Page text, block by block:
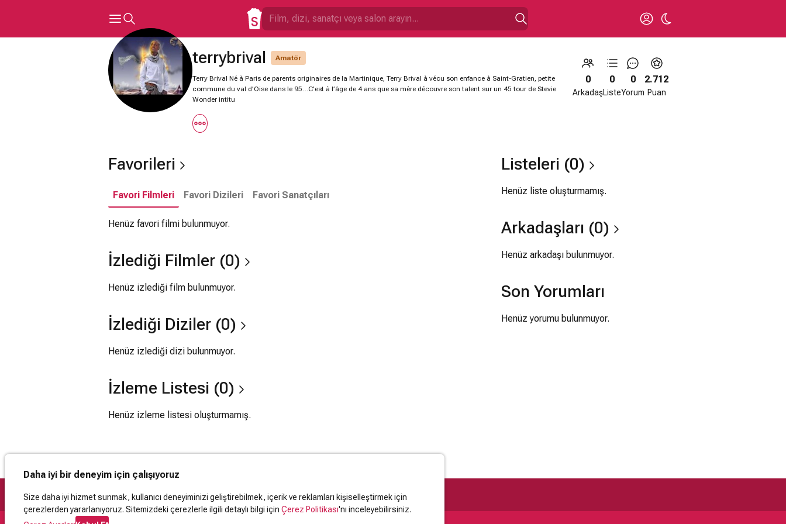
terrybrival Amatör
Terry Brival Né à Paris de parents originaires de la Martinique, Terry Brival à vécu son enfance à Saint-Gratien, petite
commune du val d’Oise dans le 95…C’est à l’âge de 4 ans que sa mère découvre son talent sur un 45 tour de Stevie
Wonder intitu
0
Arkadaş
0
Liste
0
Yorum
2.712
Puan
Favorileri
Favori Filmleri Favori Dizileri Favori Sanatçıları
Henüz favori filmi bulunmuyor.
İzlediği Filmler (0)
Henüz izlediği film bulunmuyor.
İzlediği Diziler (0)
Henüz izlediği dizi bulunmuyor.
İzleme Listesi (0)
Henüz izleme listesi oluşturmamış.
Listeleri (0)
Henüz liste oluşturmamış.
Arkadaşları (0)
Henüz arkadaşı bulunmuyor.
Son Yorumları
Henüz yorumu bulunmuyor.
Daha iyi bir deneyim için çalışıyoruz
Size daha iyi hizmet sunmak, kullanıcı deneyiminizi geliştirebilmek, içerik ve reklamları kişiselleştirmek için
çerezlerden yararlanıyoruz. Sitemizdeki çerezlerle ilgili detaylı bilgi için Çerez Politikası'nı inceleyebilirsiniz.